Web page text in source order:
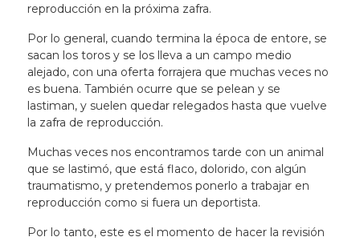
reproducción en la próxima zafra.
Por lo general, cuando termina la época de entore, se
sacan los toros y se los lleva a un campo medio
alejado, con una oferta forrajera que muchas veces no
es buena. También ocurre que se pelean y se
lastiman, y suelen quedar relegados hasta que vuelve
la zafra de reproducción.
Muchas veces nos encontramos tarde con un animal
que se lastimó, que está flaco, dolorido, con algún
traumatismo, y pretendemos ponerlo a trabajar en
reproducción como si fuera un deportista.
Por lo tanto, este es el momento de hacer la revisión